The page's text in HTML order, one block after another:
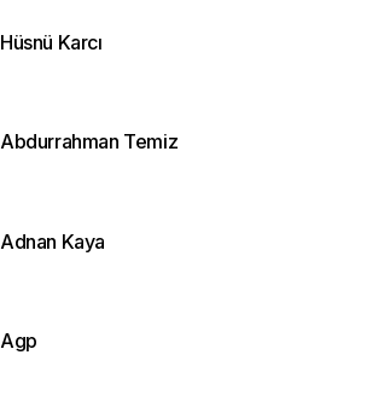
Hüsnü Karcı
Abdurrahman Temiz
Adnan Kaya
Agp